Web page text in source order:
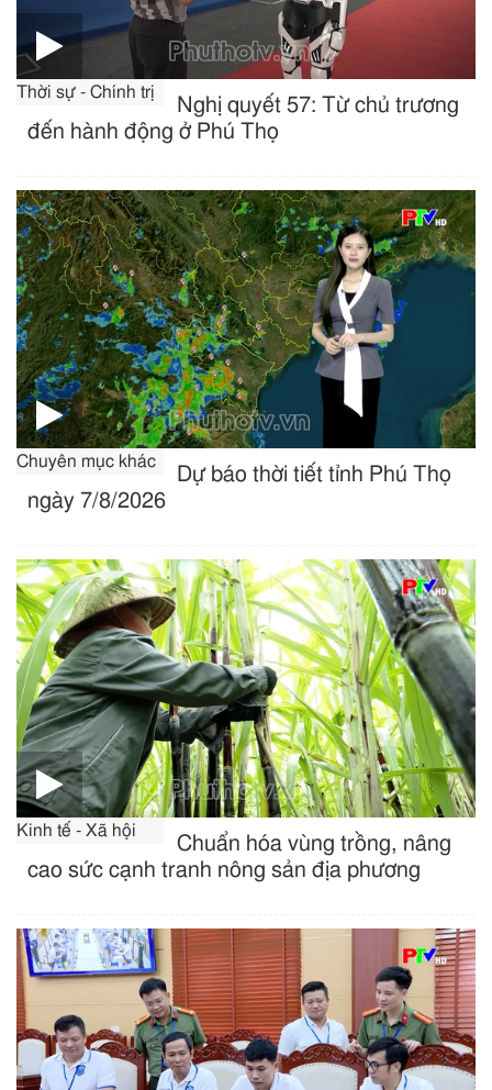
Thời sự - Chính trị
Nghị quyết 57: Từ chủ trương
đến hành động ở Phú Thọ
Chuyên mục khác
Dự báo thời tiết tỉnh Phú Thọ
ngày 7/8/2026
Kinh tế - Xã hội
Chuẩn hóa vùng trồng, nâng
cao sức cạnh tranh nông sản địa phương